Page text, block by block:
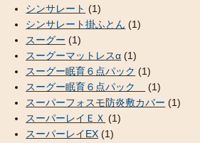
シンサレート (1)
シンサレート掛ふとん (1)
スーグー (1)
スーグーマットレスα (1)
スーグー眠育６点パック (1)
スーグー眠育６点パック
(1)
スーパーフォスモ防炎敷カバー (1)
スーパーレイＥＸ (1)
スーパーレイEX (1)